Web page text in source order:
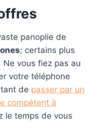
panoplie de
; certains plus
Ne vous fiez pas au
votre téléphone
de passer par un
compétent à
le temps de vous